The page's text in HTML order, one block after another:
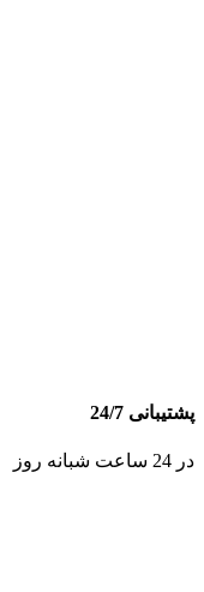
پشتیبانی 24/7
در 24 ساعت شبانه روز